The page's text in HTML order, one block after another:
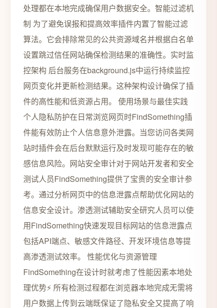
处理都在本地完成确保用户数据安全。智能过滤机
制 为了避免误报和提高效率插件内置了智能过滤
算法。它会排除常见的公共资源域名并根据白名单
设置跳过信任网站确保检测结果的准确性。实时监
控架构 后台服务在background.js中运行持续监控
网页变化并更新检测结果。这种架构设计确保了插
件的高性能和低资源占用。 使用场景与最佳实践
个人隐私防护在日常浏览网页时FindSomething插
件能有效防止个人信息意外泄露。当您访问各类网
站时插件会在后台默默运行及时发现可能存在的敏
感信息风险。网站安全审计对于网站开发者和安全
测试人员FindSomething提供了宝贵的安全审计参
考。通过分析网页中的信息泄露点帮助优化网站的
信息安全设计。渗透测试辅助安全研究人员可以使
用FindSomething快速发现目标网站的信息泄露点
包括API端点、敏感文件路径、开发环境信息等提
高渗透测试效率。 性能优化与资源管理
FindSomething在设计时就考虑了性能因素本地处
理优势⚡ 所有检测过程都在浏览器本地完成无需将
用户数据上传到云端既保证了隐私安全又提高了响